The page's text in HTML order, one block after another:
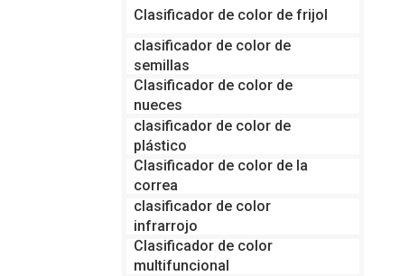
Clasificador de color de frijol
clasificador de color de
semillas
Clasificador de color de
nueces
clasificador de color de
plástico
Clasificador de color de la
correa
clasificador de color
infrarrojo
Clasificador de color
multifuncional